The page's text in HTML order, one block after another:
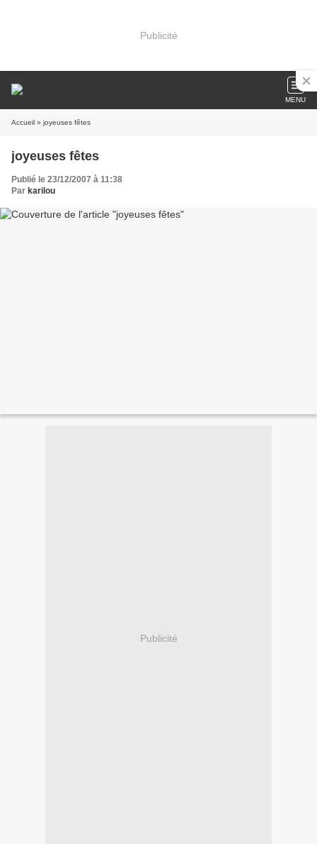
Publicité
MENU
Accueil » joyeuses fêtes
joyeuses fêtes
Publié le 23/12/2007 à 11:38
Par karilou
Publicité